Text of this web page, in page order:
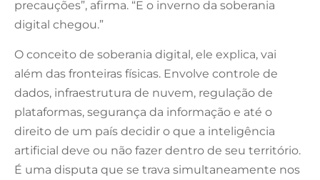
precauções”, afirma. “E o inverno da soberania
digital chegou.”
O conceito de soberania digital, ele explica, vai
além das fronteiras físicas. Envolve controle de
dados, infraestrutura de nuvem, regulação de
plataformas, segurança da informação e até o
direito de um país decidir o que a inteligência
artificial deve ou não fazer dentro de seu território.
É uma disputa que se trava simultaneamente nos